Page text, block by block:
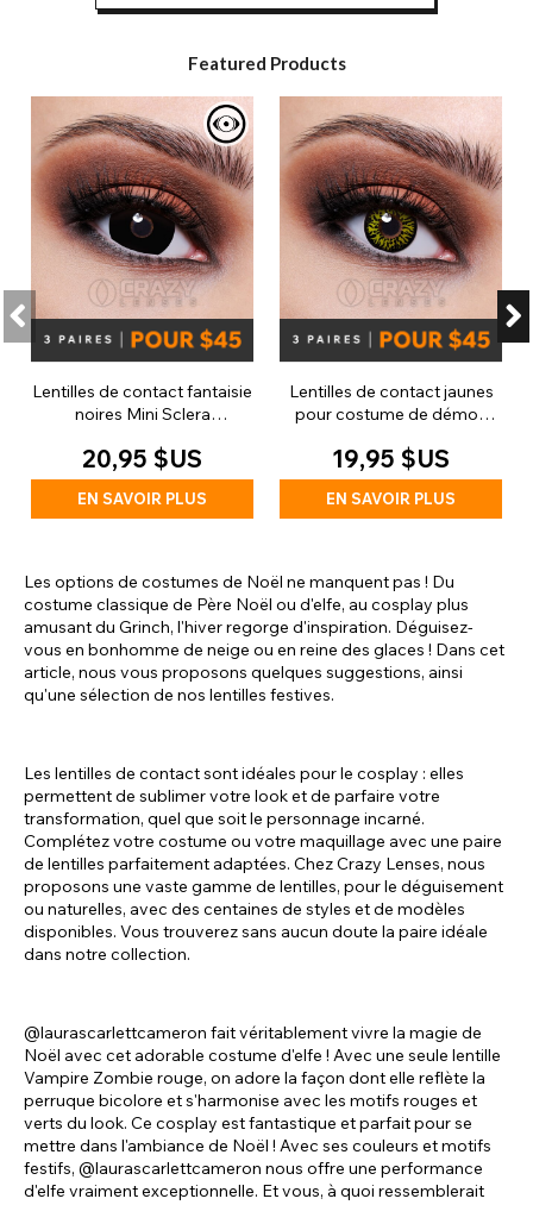
Featured Products
Lentilles de contact fantaisie
noires Mini Sclera
20,95 $US
EN SAVOIR PLUS
Lentilles de contact jaunes
pour costume de démon
19,95 $US
EN SAVOIR PLUS
Les options de costumes de Noël ne manquent pas ! Du
costume classique de Père Noël ou d'elfe, au cosplay plus
amusant du Grinch, l'hiver regorge d'inspiration. Déguisez-
vous en bonhomme de neige ou en reine des glaces ! Dans cet
article, nous vous proposons quelques suggestions, ainsi
qu'une sélection de nos lentilles festives.
Les lentilles de contact sont idéales pour le cosplay : elles
permettent de sublimer votre look et de parfaire votre
transformation, quel que soit le personnage incarné.
Complétez votre costume ou votre maquillage avec une paire
de lentilles parfaitement adaptées. Chez Crazy Lenses, nous
proposons une vaste gamme de lentilles, pour le déguisement
ou naturelles, avec des centaines de styles et de modèles
disponibles. Vous trouverez sans aucun doute la paire idéale
dans notre collection.
@laurascarlettcameron fait véritablement vivre la magie de
Noël avec cet adorable costume d'elfe ! Avec une seule lentille
Vampire Zombie rouge, on adore la façon dont elle reflète la
perruque bicolore et s'harmonise avec les motifs rouges et
verts du look. Ce cosplay est fantastique et parfait pour se
mettre dans l'ambiance de Noël ! Avec ses couleurs et motifs
festifs, @laurascarlettcameron nous offre une performance
d'elfe vraiment exceptionnelle. Et vous, à quoi ressemblerait